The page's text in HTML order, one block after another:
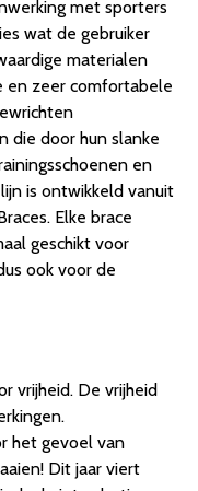
met sporters
wat de gebruiker
materialen
en zeer comfortabele
die door hun slanke
en
is ontwikkeld vanuit
Elke brace
geschikt voor
ook voor de
vrijheid. De vrijheid
het gevoel van
Dit jaar viert